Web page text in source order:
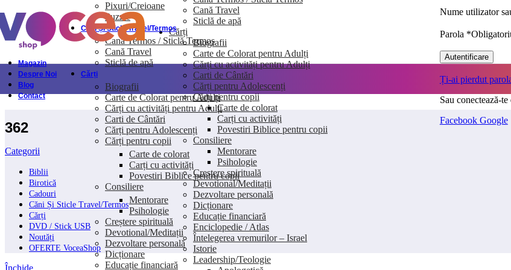
Skip to navigationSkip to main content
Cană Travel
Sticlă de apă
Cărți
Biografii
Carte de Colorat pentru Adulți
Cărți cu activități pentru Adulți
Carti de Cântări
Cărți pentru Adolescenți
Cărți pentru copii
Carte de colorat
Carți cu activități
Povestiri Biblice pentru copii
Consiliere
Mentorare
Psihologie
Creștere spirituală
Devotional/Meditații
Dezvoltare personală
Dicționare
Educație financiară
Enciclopedie / Atlas
Întelegerea vremurilor – Israel
Istorie
Leadership/Teologie
Nume utilizator
Parola *
Autentificare
Ți-ai pierdut
Sau conectează-te
Facebook Google
Magazin
Despre Noi
Blog
Contact
Pixuri/Creioane
Puzzle
Căni Și Sticle Travel/Termos
Cană Termos / Sticlă Termos
Cană Travel
Sticlă de apă
Cărți
Biografii
Carte de Colorat pentru Adulți
Cărți cu activități pentru Adulți
Carti de Cântări
Cărți pentru Adolescenți
Cărți pentru copii
Carte de colorat
Carți cu activități
Povestiri Biblice pentru copii
Consiliere
Mentorare
Psihologie
Creștere spirituală
Devotional/Meditații
Dezvoltare personală
Dicționare
Educație financiară
362
Categorii
Biblii
Birotică
Cadouri
Căni Și Sticle Travel/Termos
Cărți
DVD / Stick USB
Noutăți
OFERTE VoceaShop